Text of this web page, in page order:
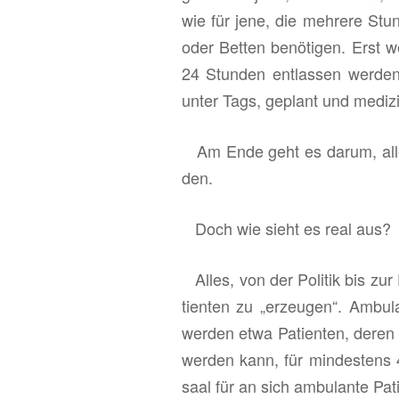
wie für jene, die meh­re­re
oder Bet­ten be­nö­ti­gen. Erst
24 Stun­den ent­las­sen
unter Tags, ge­plant und
Am Ende geht es darum,
den.
Doch wie sieht es real aus?
Alles, von der Po­li­tik bis
ti­en­ten zu „er­zeu­gen“.
wer­den etwa Pa­ti­en­ten,
wer­den kann, für
saal für an sich am­bu­lan­te